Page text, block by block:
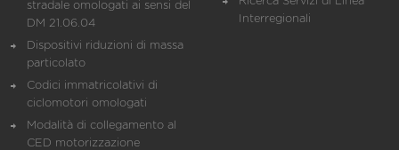
stradale omologati ai sensi del
DM 21.06.04
Dispositivi riduzioni di massa
particolato
Codici immatricolativi di
ciclomotori omologati
Modalità di collegamento al
CED motorizzazione
Interregionali